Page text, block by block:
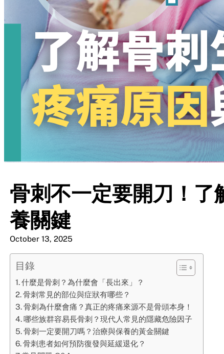
骨刺不一定要開刀！了
養關鍵
October 13, 2025
目錄
什麼是骨刺？為什麼會「長出來」？
骨刺常見的部位與症狀有哪些？
骨刺為什麼會痛？真正的疼痛來源不是骨頭本身！
哪些族群容易長骨刺？現代人常見的隱藏危險因子
骨刺一定要開刀嗎？治療與保養的黃金關鍵
骨刺患者如何預防復發與延緩退化？